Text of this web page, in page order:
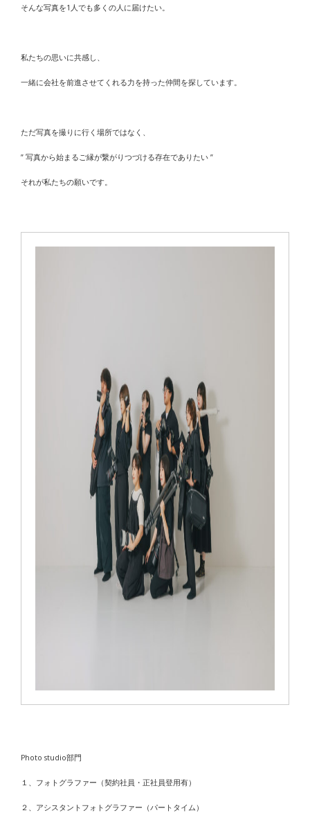
そんな写真を1人でも多くの人に届けたい。
私たちの思いに共感し、
一緒に会社を前進させてくれる力を持った仲間を探しています。
ただ写真を撮りに行く場所ではなく、
” 写真から始まるご縁が繋がりつづける存在でありたい ”
それが私たちの願いです。
Photo studio部門
１、フォトグラファー（契約社員・正社員登用有）
２、アシスタントフォトグラファー（パートタイム）